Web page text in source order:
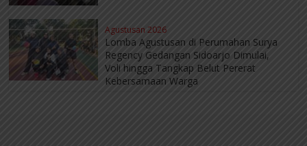
Agustusan 2026
Lomba Agustusan di Perumahan Surya
Regency Gedangan Sidoarjo Dimulai,
Voli hingga Tangkap Belut Pererat
Kebersamaan Warga